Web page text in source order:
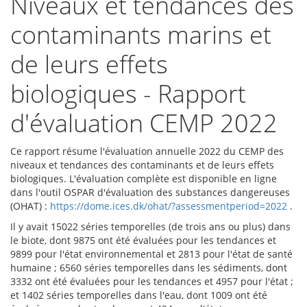
contaminants marins et
de leurs effets
biologiques - Rapport
d'évaluation CEMP 2022
Ce rapport résume l'évaluation annuelle 2022 du CEMP des
niveaux et tendances des contaminants et de leurs effets
biologiques. L'évaluation complète est disponible en ligne
dans l'outil OSPAR d'évaluation des substances dangereuses
(OHAT) : https://dome.ices.dk/ohat/?assessmentperiod=2022 .
Il y avait 15022 séries temporelles (de trois ans ou plus) dans
le biote, dont 9875 ont été évaluées pour les tendances et
9899 pour l'état environnemental et 2813 pour l'état de santé
humaine ; 6560 séries temporelles dans les sédiments, dont
3332 ont été évaluées pour les tendances et 4957 pour l'état ;
et 1402 séries temporelles dans l'eau, dont 1009 ont été